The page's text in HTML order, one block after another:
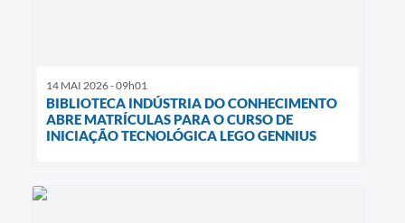
14 MAI 2026 - 09h01
BIBLIOTECA INDÚSTRIA DO CONHECIMENTO
ABRE MATRÍCULAS PARA O CURSO DE
INICIAÇÃO TECNOLÓGICA LEGO GENNIUS